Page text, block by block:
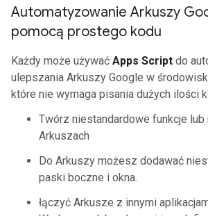
Automatyzowanie Arkuszy
pomocą prostego kodu
Każdy może używać Apps Script do
ulepszania Arkuszy Google w
które nie wymaga pisania dużych ilości
Twórz niestandardowe funkcje lub
Arkuszach
Do Arkuszy możesz dodawać
paski boczne i okna.
łączyć Arkusze z innymi